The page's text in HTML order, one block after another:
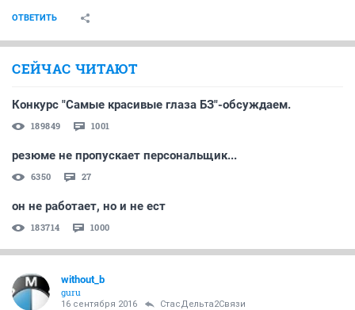
ОТВЕТИТЬ
СЕЙЧАС ЧИТАЮТ
Конкурс "Самые красивые глаза БЗ"-обсуждаем.
189849 1001
резюме не пропускает персональщик...
6350 27
он не работает, но и не ест
183714 1000
without_b
guru
16 сентября 2016 СтасДельта2Связи